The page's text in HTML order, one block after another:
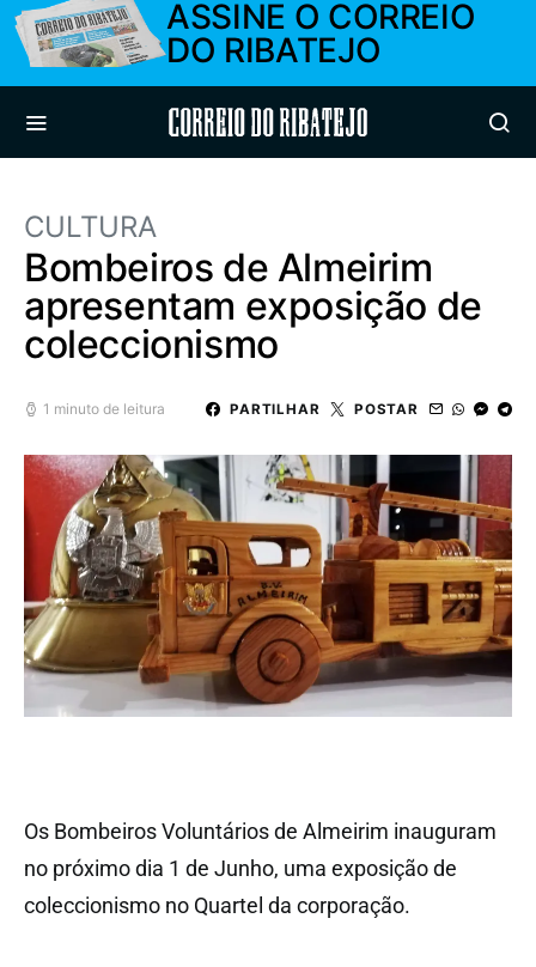
ASSINE O CORREIO
DO RIBATEJO
Correio do Ribatejo
CULTURA
Bombeiros de Almeirim
apresentam exposição de
coleccionismo
1 minuto de leitura PARTILHAR POSTAR
Os Bombeiros Voluntários de Almeirim inauguram
no próximo dia 1 de Junho, uma exposição de
coleccionismo no Quartel da corporação.